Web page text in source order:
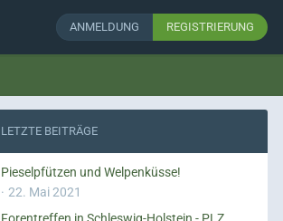
ANMELDUNG REGISTRIERUNG
LETZTE BEITRÄGE
Pieselpfützen und Welpenküsse!
22. Mai 2021